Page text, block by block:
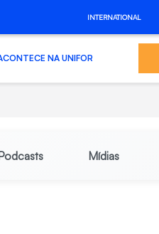
INTERNATIONAL
NA UNIFOR
Mídias